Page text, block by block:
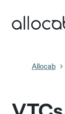
Allocab